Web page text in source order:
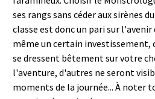
ses rangs sans céder aux sirènes
classe est donc un pari sur
même un certain investissement,
se dressent bêtement sur votre
l'aventure, d'autres ne seront
moments de la journée... À noter